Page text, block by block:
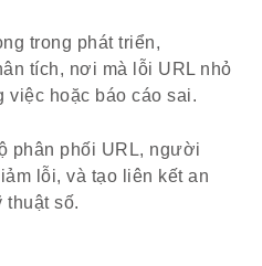
trong phát triển,
tích, nơi mà lỗi URL nhỏ
việc hoặc báo cáo sai.
phân phối URL, người
lỗi, và tạo liên kết an
thuật số.